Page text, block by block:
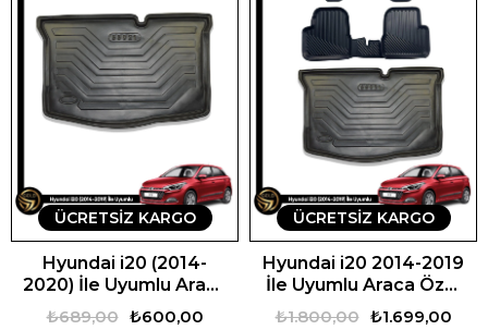
Hyundai i20 (2014-
2020) İle Uyumlu Araca
Özel 3D Bagaj Havuzu
₺600,00
₺689,00
ÜCRETSIZ KARGO
Hyundai i20 2014-2019
İle Uyumlu Araca Özel
Set₺1.699,00
₺1.800,00
ÜCRETSIZ KARGO